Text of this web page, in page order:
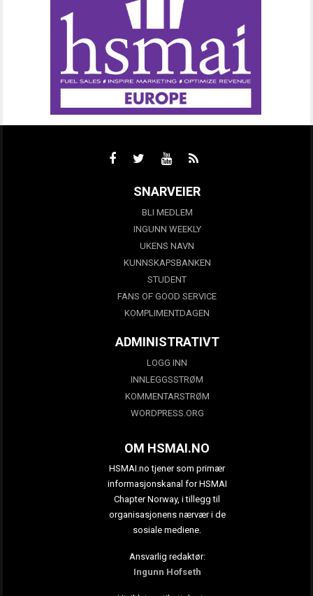
SNARVEIER
BLI MEDLEM
INGUNN WEEKLY
UKENS NAVN
KUNNSKAPSBANKEN
STUDENT
FANS OF GOOD SERVICE
KOMPLIMENTDAGEN
ADMINISTRATIVT
LOGG INN
INNLEGGSSTRØM
KOMMENTARSTRØM
WORDPRESS.ORG
OM HSMAI.NO
HSMAI.no tjener som primær
informasjonskanal for HSMAI
Chapter Norway, i tillegg til
organisasjonens nærvær i de
sosiale mediene.
Ansvarlig redaktør:
Ingunn Hofseth